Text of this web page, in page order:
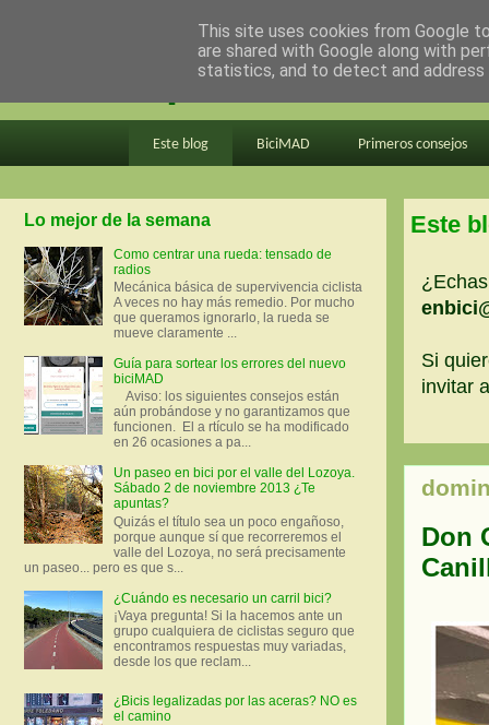
en bici por madrid
Este blog BiciMAD Primeros consejos
Este
Si
invitar
Don
Lo mejor de la semana
Como centrar una rueda: tensado de
radios
Mecánica básica de supervivencia ciclista
A veces no hay más remedio. Por mucho
que queramos ignorarlo, la rueda se
mueve claramente ...
Guía para sortear los errores del nuevo
biciMAD
Aviso: los siguientes consejos están
aún probándose y no garantizamos que
funcionen. El a rtículo se ha modificado
en 26 ocasiones a pa...
Un paseo en bici por el valle del Lozoya.
Sábado 2 de noviembre 2013 ¿Te
apuntas?
Quizás el título sea un poco engañoso,
porque aunque sí que recorreremos el
valle del Lozoya, no será precisamente
un paseo... pero es que s...
¿Cuándo es necesario un carril bici?
¡Vaya pregunta! Si la hacemos ante un
grupo cualquiera de ciclistas seguro que
encontramos respuestas muy variadas,
desde los que reclam...
¿Bicis legalizadas por las aceras? NO es
el camino
This site uses cookies from Google
are shared with Google along with
statistics, and to detect and address